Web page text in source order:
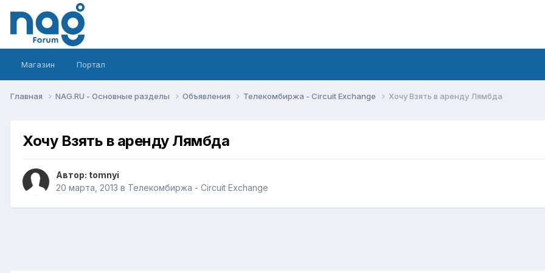
Магазин Портал
Главная NAG.RU - Основные разделы Объявления Телекомбиржа - Circuit Exchange Хочу Взять в аренду Лямбда
Хочу Взять в аренду Лямбда
Автор: tomnyi
20 марта, 2013 в Телекомбиржа - Circuit Exchange